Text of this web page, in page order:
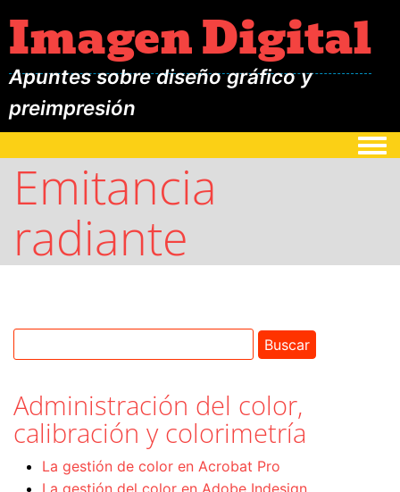
Imagen Digital
Apuntes sobre diseño gráfico y
preimpresión
Emitancia
radiante
Administración del color,
calibración y colorimetría
La gestión de color en Acrobat Pro